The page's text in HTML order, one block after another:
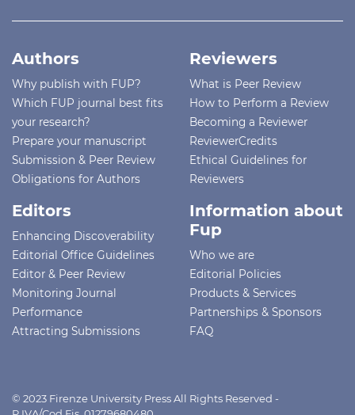
Authors
Why publish with FUP?
Which FUP journal best fits
your research?
Prepare your manuscript
Submission & Peer Review
Obligations for Authors
Reviewers
What is Peer Review
How to Perform a Review
Becoming a Reviewer
ReviewerCredits
Ethical Guidelines for
Reviewers
Editors
Enhancing Discoverability
Editorial Office Guidelines
Editor & Peer Review
Monitoring Journal
Performance
Attracting Submissions
Information about
Fup
Who we are
Editorial Policies
Products & Services
Partnerships & Sponsors
FAQ
© 2023 Firenze University Press All Rights Reserved -